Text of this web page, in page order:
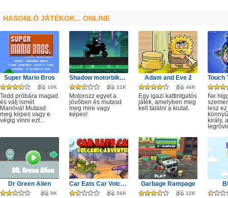
HASONLÓ JÁTÉKOK... ONLINE
Super Mario Bros
10K
Tedd próbára magad
és válj ismét
Marióvá! Mutasd
meg képes vagy e
végig vinni ezt...
Shadow motorbike rider game
21K
Motorozz egyet a
jövőben és mutasd
meg mire vagy
képes!
Adam and Eve 2
46K
Egy igazi kattintgatós
játék, amelyben meg
kell találni a kiutat.
Ne
lesz
király,
Dr Green Alien
9K
Car Eats Car Volcanic Adventure
56K
Garbage Rampage
12K